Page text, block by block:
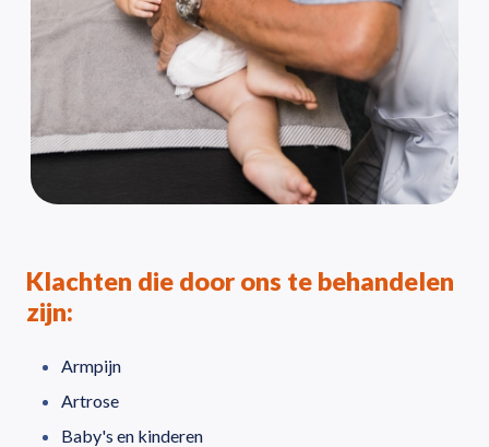
Klachten die door ons te behandelen
zijn:
Armpijn
Artrose
Baby's en kinderen